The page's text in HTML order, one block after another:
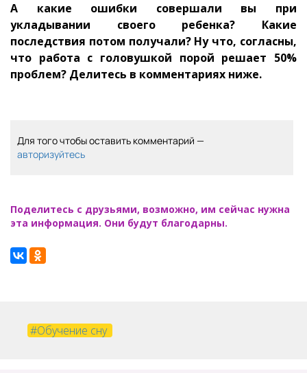
А какие ошибки совершали вы при
укладывании своего ребенка? Какие
последствия потом получали? Ну что, согласны,
что работа с головушкой порой решает 50%
проблем? Делитесь в комментариях ниже.
Для того чтобы оставить комментарий —
авторизуйтесь
Поделитесь с друзьями, возможно, им сейчас нужна
эта информация. Они будут благодарны.
#Обучение сну